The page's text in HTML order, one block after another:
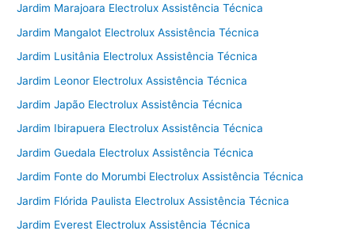
Jardim Marajoara Electrolux Assistência Técnica
Jardim Mangalot Electrolux Assistência Técnica
Jardim Lusitânia Electrolux Assistência Técnica
Jardim Leonor Electrolux Assistência Técnica
Jardim Japão Electrolux Assistência Técnica
Jardim Ibirapuera Electrolux Assistência Técnica
Jardim Guedala Electrolux Assistência Técnica
Jardim Fonte do Morumbi Electrolux Assistência Técnica
Jardim Flórida Paulista Electrolux Assistência Técnica
Jardim Everest Electrolux Assistência Técnica